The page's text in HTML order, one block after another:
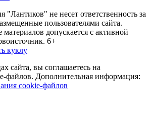
"Лантиков" не несет ответственность за
пользователями сайта.
материалов допускается с активной
6+
куклу
сайта, вы соглашаетесь на
файлов. Дополнительная информация:
cookie-файлов